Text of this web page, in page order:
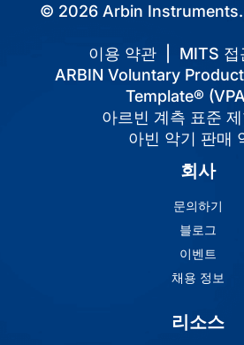
© 2026 Arbin Instruments.
이용 약관
MITS 접
ARBIN Voluntary
Template®
아르빈 계측 표준
아빈 악기 판매
회사
문의하기
블로그
이벤트
채용 정보
리소스